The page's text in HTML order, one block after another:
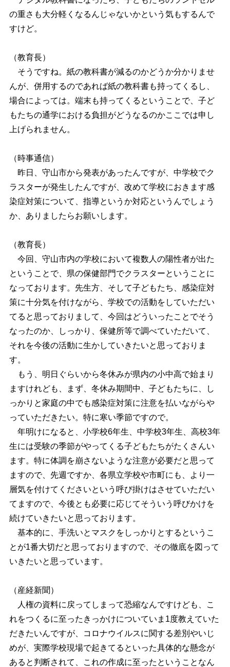
の重さも大分軽くなるんじゃないかという気もするんで
すけど。
（教育長）
そうですね。紙の教科書が減るのかどうか分かりませ
んが、併用するのであれば紙の教科書も持ってくるし、
場合によっては。端末も持ってくるということで、子ど
もたちの通学における負担がどうなるのかここでは申し
上げられません。
（時事通信）
昨日、守山市から発表があったんですが、中学校でク
ラスターが発生したんですが、改めて学校におきます感
染症対策について、指導というか対応というんでしょう
か、ありましたらお願いします。
（教育長）
今回、守山市内の学校において複数人の陽性者が出た
ということで、県の保健部門でクラスターということに
なっております。先生方、そして子どもたち、感染症対
策に十分気を付けながら、学校での活動をしていただい
てると思っておりまして、今回はどういったことでそう
なったのか、しっかり、保健所等で調べていただいて、
それを今後の活動に生かしていきたいと思っておりま
す。
もう、明日ぐらいから冬休みが県内の小中高で始まり
ますけれども、まず、冬休み期間中、子どもたちに、し
っかりと家庭の中でも感染症対策に注意を払いながらや
っていただきたい。特に寒い季節ですので。
年明けになると、小学校6年生、中学校3年生、高校3年
生には受験の季節がやってくる子どもたちがたくさんい
ます。特に体調を崩さないような注意が必要だと思って
ますので、先週ですか、各県立学校や市町にも、より一
層気を付けてくださいという呼び掛けはさせていただい
てますので、今後とも必要に応じてそういう呼びかけを
続けていきたいと思っております。
基本的に、手洗いとマスクをしっかりとするというこ
とが1番大切だと思っておりますので、その徹底を図って
いきたいと思っています。
（産経新聞）
人権の資料に戻ってしまって恐縮なんですけども、こ
れをつくるに至ったきっかけについていま1度教えていた
だきたいんですが、コロナウイルスに関する差別やいじ
めが、実際学校現場で起きてるといった具体的な懸念が
あると判断されて、これの作成に至ったということなん